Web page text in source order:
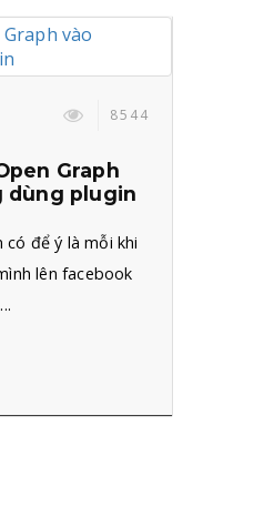
8544
Graph
dùng plugin
có để ý là mỗi khi
lên facebook